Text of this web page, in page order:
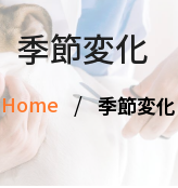
季節変化
Home / 季節変化